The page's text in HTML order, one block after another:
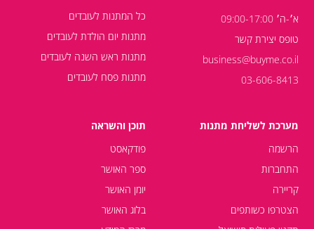
א׳-ה׳ 09:00-17:00
טופס יצירת קשר
business@buyme.co.il
03-606-8413
כל המתנות לעובדים
מתנות יום הולדת לעובדים
מתנות ראש השנה לעובדים
מתנות פסח לעובדים
מערכת לשליחת מתנות
הרשמה
התחברות
קריירה
הצטרפו כשותפים
תוכן והשראה
פודקאסט
ספר האושר
יומן האושר
בלוג האושר